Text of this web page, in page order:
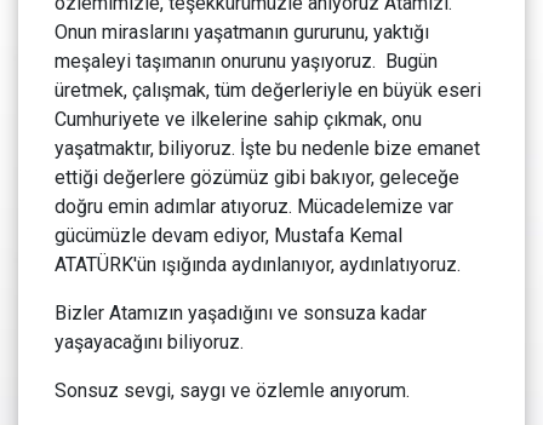
Onun miraslarını yaşatmanın gururunu, yaktığı
meşaleyi taşımanın onurunu yaşıyoruz. Bugün
üretmek, çalışmak, tüm değerleriyle en büyük eseri
Cumhuriyete ve ilkelerine sahip çıkmak, onu
yaşatmaktır, biliyoruz. İşte bu nedenle bize emanet
ettiği değerlere gözümüz gibi bakıyor, geleceğe
doğru emin adımlar atıyoruz. Mücadelemize var
gücümüzle devam ediyor, Mustafa Kemal
ATATÜRK'ün ışığında aydınlanıyor, aydınlatıyoruz.
Bizler Atamızın yaşadığını ve sonsuza kadar
yaşayacağını biliyoruz.
Sonsuz sevgi, saygı ve özlemle anıyorum.